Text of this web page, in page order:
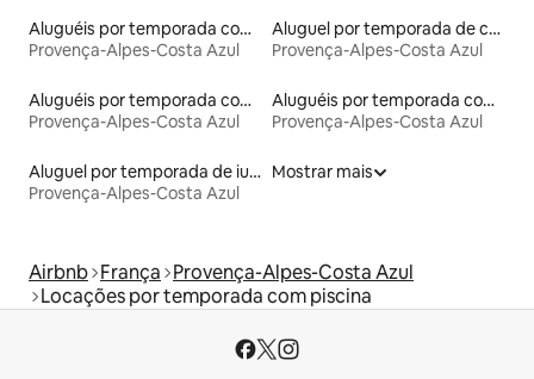
Aluguéis por temporada com banheira de hidromassagem
Provença-Alpes-Costa Azul
Aluguel por temporada de casas na terra
Provença-Alpes-Costa Azul
Aluguéis por temporada com banheira
Provença-Alpes-Costa Azul
Aluguéis por temporada com caiaque
Provença-Alpes-Costa Azul
Aluguel por temporada de iurtas
Provença-Alpes-Costa Azul
Mostrar mais
Airbnb França Provença-Alpes-Costa Azul
Locações por temporada com piscina